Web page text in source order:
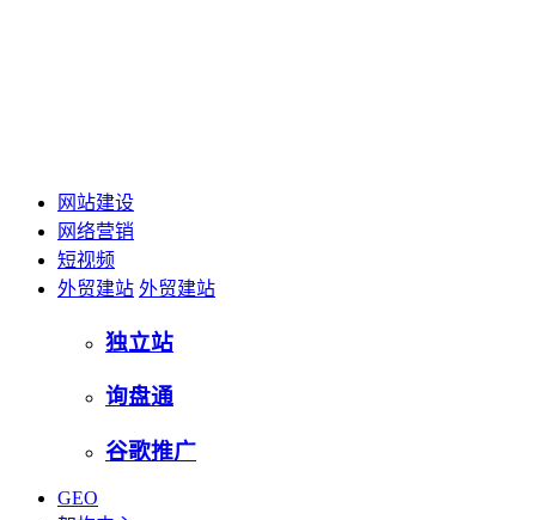
网站建设
网络营销
短视频
外贸建站 外贸建站
独立站
询盘通
谷歌推广
GEO